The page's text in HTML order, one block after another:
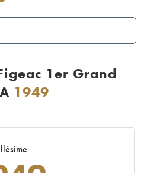
1er Grand
1949